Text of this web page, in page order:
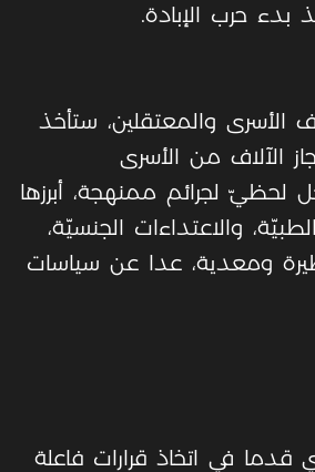
بدء حرب الإبادة.
والمعتقلين، ستأخذ
الآلاف من الأسرى
لحظيّ لجرائم ممنهجة، أبرزها
والاعتداءات الجنسيّة،
ومعدية، عدا عن سياسات
في اتخاذ قرارات فاعلة